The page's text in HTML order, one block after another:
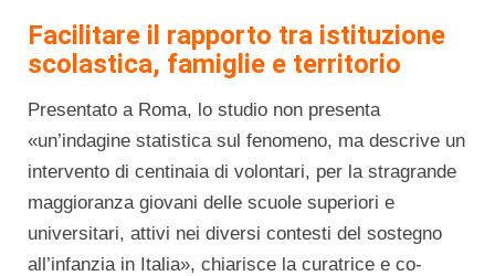
Facilitare il rapporto tra istituzione
scolastica, famiglie e territorio
Presentato a Roma, lo studio non presenta
«un’indagine statistica sul fenomeno, ma descrive un
intervento di centinaia di volontari, per la stragrande
maggioranza giovani delle scuole superiori e
universitari, attivi nei diversi contesti del sostegno
all’infanzia in Italia», chiarisce la curatrice e co-